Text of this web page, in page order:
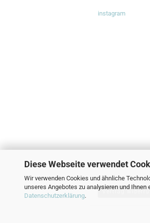
Diese Webseite verwendet
Wir verwenden Cookies und ähnliche
unseres Angebotes zu analysieren und
Datenschutzerklärung.
instagram